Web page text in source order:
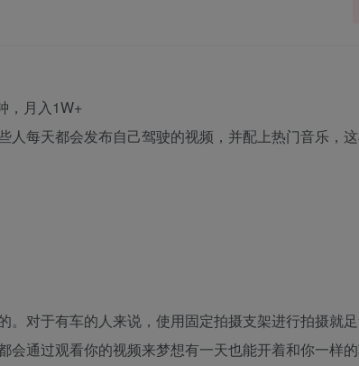
每天都会发布自己驾驶的视频，并配上热门音乐，
对于有车的人来说，使用固定拍摄支架进行拍摄就
通过观看你的视频来梦想有一天也能开着和你一样的